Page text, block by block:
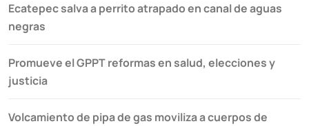
Ecatepec salva a perrito atrapado en canal de aguas
negras
Promueve el GPPT reformas en salud, elecciones y
justicia
Volcamiento de pipa de gas moviliza a cuerpos de